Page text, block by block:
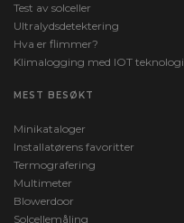
Test av solceller
Ultralydsdetektering
Hva er flimmer?
Klimalogging med IOT teknologi
MEST BESØKT
Minikataloger
Installatørens favoritter
Termografering
Multimeter
Blowerdoor
Solcellemåling